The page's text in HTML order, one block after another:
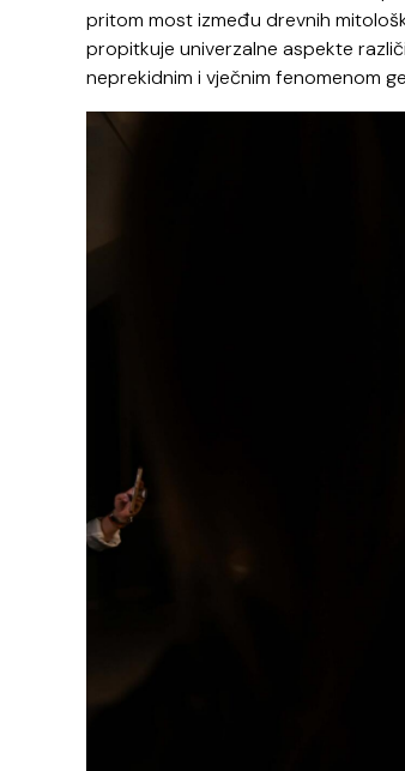
pritom most između drevnih
propitkuje univerzalne aspekte
neprekidnim i vječnim fenomenom